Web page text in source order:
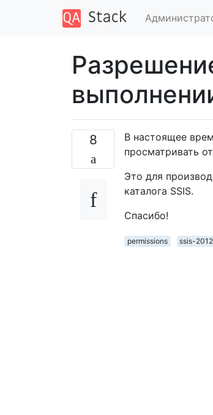
8
В настоящее
просматривать
Это для
каталога SSIS.
Спасибо!
permissions ssis-2012